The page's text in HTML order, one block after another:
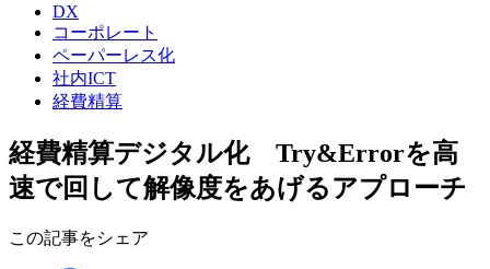
DX
コーポレート
ペーパーレス化
社内ICT
経費精算
経費精算デジタル化 Try&Errorを高
速で回して解像度をあげるアプローチ
この記事をシェア